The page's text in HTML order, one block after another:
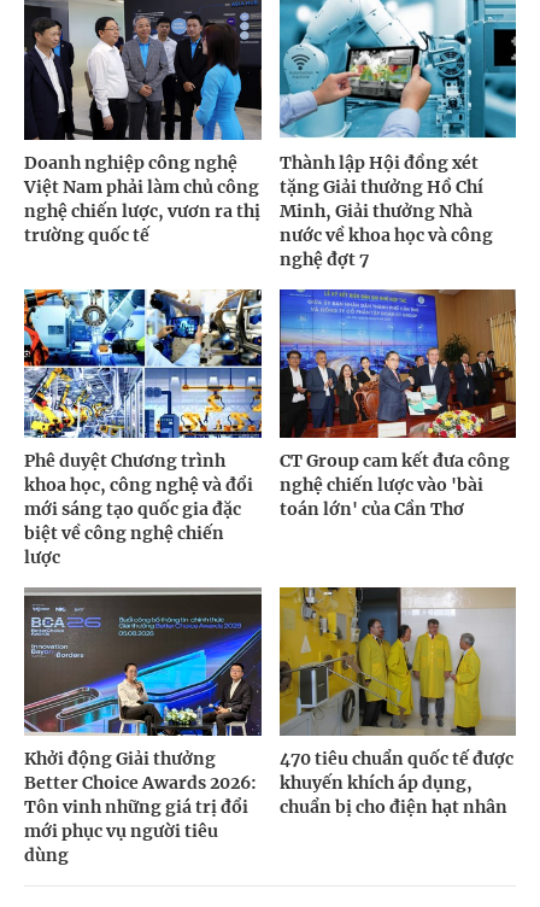
Doanh nghiệp công nghệ
Việt Nam phải làm chủ công
nghệ chiến lược, vươn ra thị
trường quốc tế
Thành lập Hội đồng xét
tặng Giải thưởng Hồ Chí
Minh, Giải thưởng Nhà
nước về khoa học và công
nghệ đợt 7
Phê duyệt Chương trình
khoa học, công nghệ và đổi
mới sáng tạo quốc gia đặc
biệt về công nghệ chiến
lược
CT Group cam kết đưa công
nghệ chiến lược vào 'bài
toán lớn' của Cần Thơ
Khởi động Giải thưởng
Better Choice Awards 2026:
Tôn vinh những giá trị đổi
mới phục vụ người tiêu
dùng
470 tiêu chuẩn quốc tế được
khuyến khích áp dụng,
chuẩn bị cho điện hạt nhân